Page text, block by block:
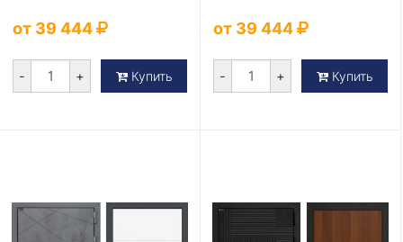
от 39 444
- + Купить
от 39 444
- + Купить